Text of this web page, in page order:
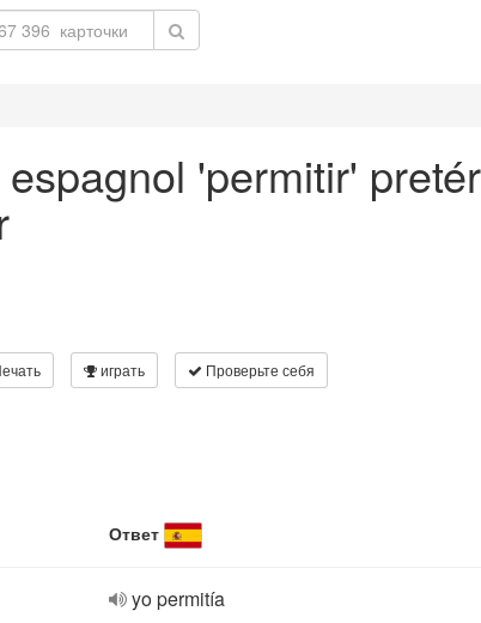
'permitir'
играть Проверьте себя
Ответ
yo permitía